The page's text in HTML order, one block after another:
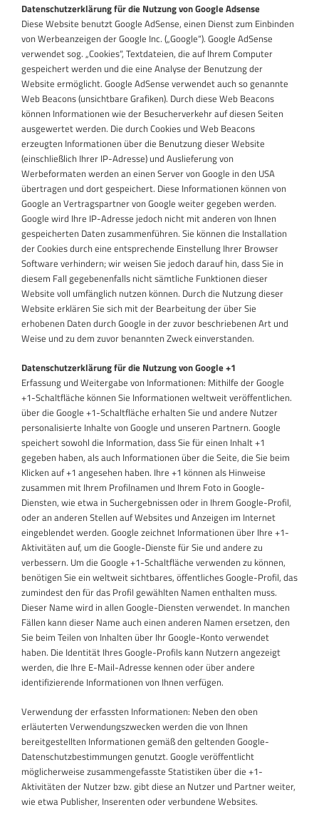
Datenschutzerklärung für die Nutzung von Google Adsense
Diese Website benutzt Google AdSense, einen Dienst zum Einbinden
von Werbeanzeigen der Google Inc. („Google“). Google AdSense
verwendet sog. „Cookies“, Textdateien, die auf Ihrem Computer
gespeichert werden und die eine Analyse der Benutzung der
Website ermöglicht. Google AdSense verwendet auch so genannte
Web Beacons (unsichtbare Grafiken). Durch diese Web Beacons
können Informationen wie der Besucherverkehr auf diesen Seiten
ausgewertet werden. Die durch Cookies und Web Beacons
erzeugten Informationen über die Benutzung dieser Website
(einschließlich Ihrer IP-Adresse) und Auslieferung von
Werbeformaten werden an einen Server von Google in den USA
übertragen und dort gespeichert. Diese Informationen können von
Google an Vertragspartner von Google weiter gegeben werden.
Google wird Ihre IP-Adresse jedoch nicht mit anderen von Ihnen
gespeicherten Daten zusammenführen. Sie können die Installation
der Cookies durch eine entsprechende Einstellung Ihrer Browser
Software verhindern; wir weisen Sie jedoch darauf hin, dass Sie in
diesem Fall gegebenenfalls nicht sämtliche Funktionen dieser
Website voll umfänglich nutzen können. Durch die Nutzung dieser
Website erklären Sie sich mit der Bearbeitung der über Sie
erhobenen Daten durch Google in der zuvor beschriebenen Art und
Weise und zu dem zuvor benannten Zweck einverstanden.
Datenschutzerklärung für die Nutzung von Google +1
Erfassung und Weitergabe von Informationen: Mithilfe der Google
+1-Schaltfläche können Sie Informationen weltweit veröffentlichen.
über die Google +1-Schaltfläche erhalten Sie und andere Nutzer
personalisierte Inhalte von Google und unseren Partnern. Google
speichert sowohl die Information, dass Sie für einen Inhalt +1
gegeben haben, als auch Informationen über die Seite, die Sie beim
Klicken auf +1 angesehen haben. Ihre +1 können als Hinweise
zusammen mit Ihrem Profilnamen und Ihrem Foto in Google-
Diensten, wie etwa in Suchergebnissen oder in Ihrem Google-Profil,
oder an anderen Stellen auf Websites und Anzeigen im Internet
eingeblendet werden. Google zeichnet Informationen über Ihre +1-
Aktivitäten auf, um die Google-Dienste für Sie und andere zu
verbessern. Um die Google +1-Schaltfläche verwenden zu können,
benötigen Sie ein weltweit sichtbares, öffentliches Google-Profil, das
zumindest den für das Profil gewählten Namen enthalten muss.
Dieser Name wird in allen Google-Diensten verwendet. In manchen
Fällen kann dieser Name auch einen anderen Namen ersetzen, den
Sie beim Teilen von Inhalten über Ihr Google-Konto verwendet
haben. Die Identität Ihres Google-Profils kann Nutzern angezeigt
werden, die Ihre E-Mail-Adresse kennen oder über andere
identifizierende Informationen von Ihnen verfügen.
Verwendung der erfassten Informationen: Neben den oben
erläuterten Verwendungszwecken werden die von Ihnen
bereitgestellten Informationen gemäß den geltenden Google-
Datenschutzbestimmungen genutzt. Google veröffentlicht
möglicherweise zusammengefasste Statistiken über die +1-
Aktivitäten der Nutzer bzw. gibt diese an Nutzer und Partner weiter,
wie etwa Publisher, Inserenten oder verbundene Websites.